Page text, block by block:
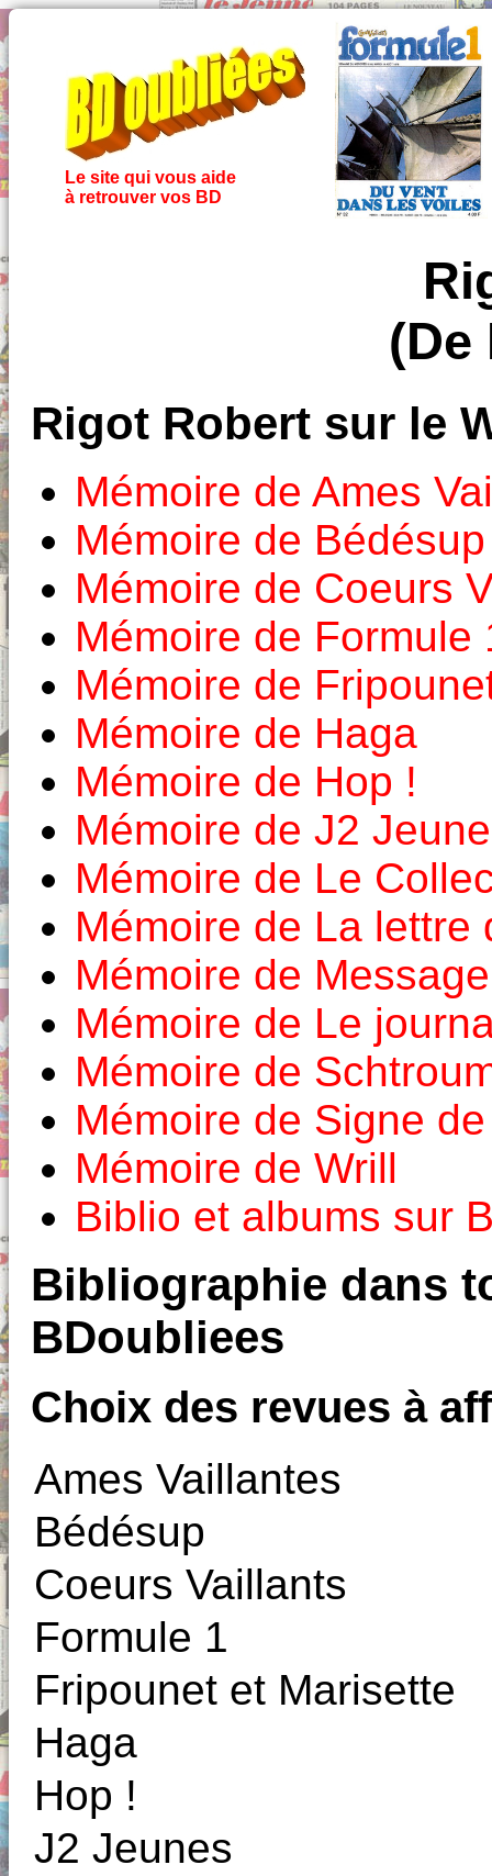
Le site qui vous aide
à retrouver vos BD
(De
Rigot Robert sur le
Mémoire de Ames
Mémoire de Bédésup
Mémoire de Coeurs
Mémoire de Formule
Mémoire de
Mémoire de Haga
Mémoire de Hop !
Mémoire de J2
Mémoire de Le
Mémoire de La lettre
Mémoire de
Mémoire de Le
Mémoire de
Mémoire de Signe
Mémoire de Wrill
Biblio et albums sur
Bibliographie dans
BDoubliees
Choix des revues à
Ames Vaillantes
Bédésup
Coeurs Vaillants
Formule 1
Fripounet et Marisette
Haga
Hop !
J2 Jeunes